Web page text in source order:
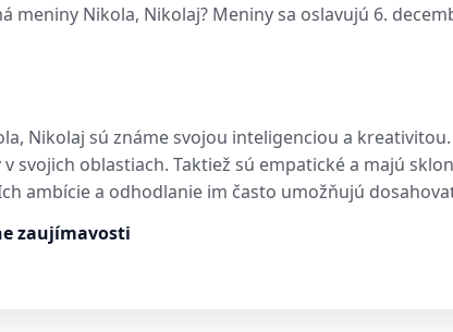
meniny Nikola, Nikolaj? Meniny sa oslavujú 6.
Nikolaj sú známe svojou inteligenciou a
svojich oblastiach. Taktiež sú empatické a majú
ambície a odhodlanie im často umožňujú
zaujímavosti